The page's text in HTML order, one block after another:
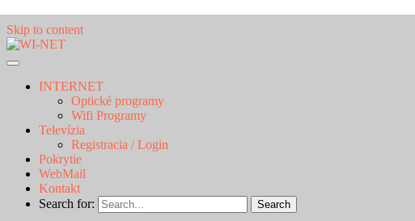
Skip to content
INTERNET
Optické programy
Wifi Programy
Televízia
Registracia / Login
Pokrytie
WebMail
Kontakt
Search for:
Search